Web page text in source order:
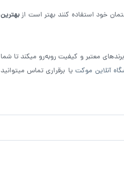
خود استفاده کنند بهتر است ازبهترین
معتبر و کیفیت روبه‌رو میکند تا شما
آنلاین موکتیا برقراری تماس میتوانید